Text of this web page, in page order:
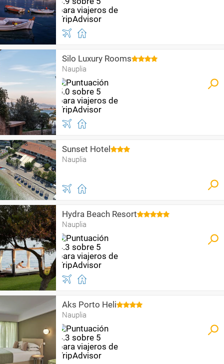
Silo Luxury Rooms
Nauplia
Sunset Hotel
Nauplia
Hydra Beach Resort
Nauplia
Aks Porto Heli
Nauplia